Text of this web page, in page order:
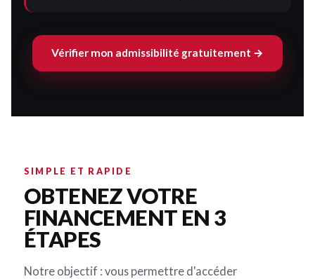
Vérifier mon admissibilité gratuitement →
SIMPLE ET RAPIDE
OBTENEZ VOTRE
FINANCEMENT EN 3
ÉTAPES
Notre objectif : vous permettre d'accéder